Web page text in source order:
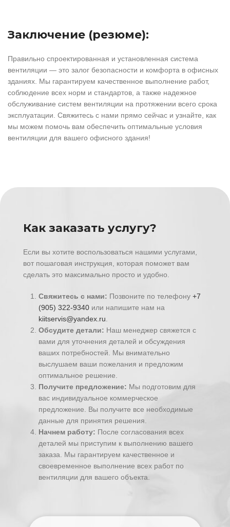
Заключение (резюме):
Правильно спроектированная и установленная система
вентиляции — это залог безопасности и комфорта в офисных
зданиях. Мы гарантируем качественное выполнение работ,
соблюдение всех норм и стандартов, а также надежное
обслуживание систем вентиляции на протяжении всего срока
эксплуатации. Свяжитесь с нами прямо сейчас и узнайте, как
мы можем помочь вам обеспечить оптимальные условия
вентиляции для вашего офисного здания!
Как заказать услугу?
Если вы хотите воспользоваться нашими услугами,
вот пошаговая инструкция, которая поможет вам
сделать это максимально просто и удобно.
Свяжитесь с нами: Позвоните по телефону +7
(905) 322-9340 или напишите нам на
kiitservis@yandex.ru
Обсудите детали: Наш менеджер свяжется с
вами для уточнения деталей и обсуждения
ваших потребностей. Мы внимательно
выслушаем ваши пожелания и предложим
оптимальное решение.
Получите предложение: Мы подготовим для
вас индивидуальное коммерческое
предложение. Вы получите все необходимые
данные для принятия решения.
Начнем работу: После согласования всех
деталей мы приступим к выполнению вашего
заказа. Мы гарантируем качественное и
своевременное выполнение всех работ по
вентиляции для вашего объекта.